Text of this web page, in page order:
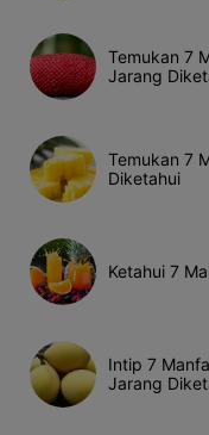
Temukan 7
Jarang
Temukan 7
Diketahui
Ketahui 7
Intip 7
Jarang